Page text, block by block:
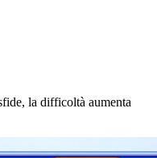
la difficoltà aumenta